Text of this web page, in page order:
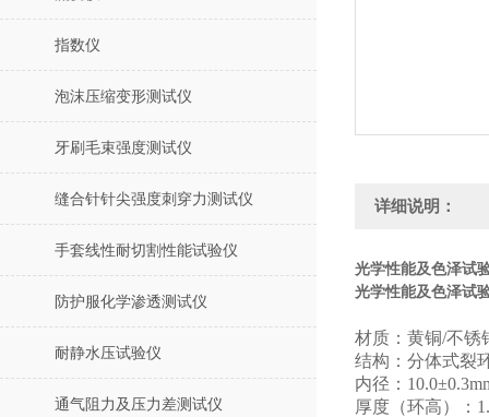
指数仪
泡沫压缩变形测试仪
牙刷毛束强度测试仪
缝合针针尖强度刺穿力测试仪
手套线性耐切割性能试验仪
防护服化学渗透测试仪
耐静水压试验仪
通气阻力及压力差测试仪
详细说明：
光学性能及色泽试
光学性能及色泽试
材质：黄铜/不锈
结构：分体式裂
内径：
厚度（环高）：